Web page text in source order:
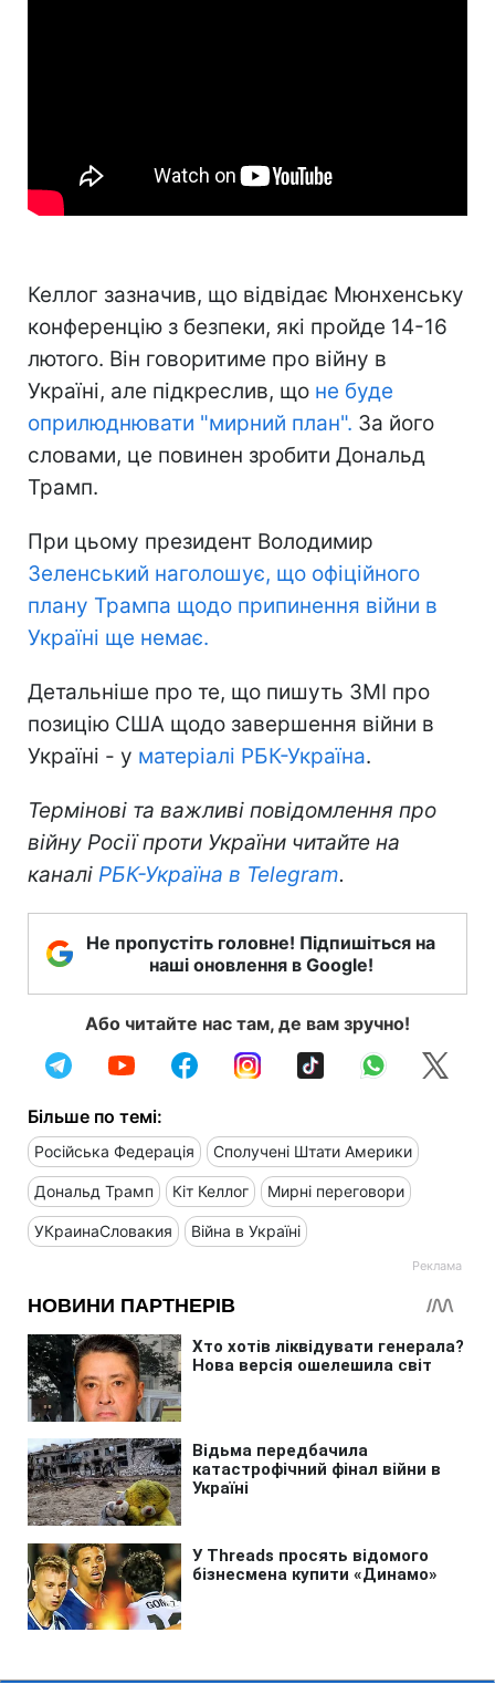
Келлог зазначив, що відвідає Мюнхенську
конференцію з безпеки, які пройде 14-16
лютого. Він говоритиме про війну в
Україні, але підкреслив, що не буде
оприлюднювати "мирний план". За його
словами, це повинен зробити Дональд
Трамп.
При цьому президент Володимир
Зеленський наголошує, що офіційного
плану Трампа щодо припинення війни в
Україні ще немає.
Детальніше про те, що пишуть ЗМІ про
позицію США щодо завершення війни в
Україні - у матеріалі РБК-Україна.
Термінові та важливі повідомлення про
війну Росії проти України читайте на
каналі РБК-Україна в Telegram.
Не пропустіть головне! Підпишіться на
наші оновлення в Google!
Або читайте нас там, де вам зручно!
Більше по темі:
Російська Федерація Сполучені Штати Америки
Дональд Трамп Кіт Келлог Мирні переговори
УКраинаСловакия Війна в Україні